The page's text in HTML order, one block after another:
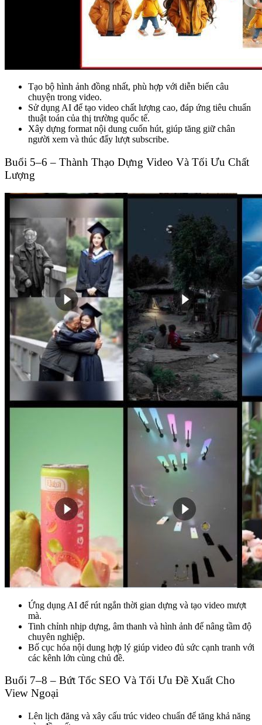
Tạo bộ hình ảnh đồng nhất, phù hợp với diễn biến câu
chuyện trong video.
Sử dụng AI để tạo video chất lượng cao, đáp ứng tiêu chuẩn
thuật toán của thị trường quốc tế.
Xây dựng format nội dung cuốn hút, giúp tăng giữ chân
người xem và thúc đẩy lượt subscribe.
Buổi 5–6 – Thành Thạo Dựng Video Và Tối Ưu Chất
Lượng
Ứng dụng AI để rút ngắn thời gian dựng và tạo video mượt
mà.
Tinh chỉnh nhịp dựng, âm thanh và hình ảnh để nâng tầm độ
chuyên nghiệp.
Bố cục hóa nội dung hợp lý giúp video đủ sức cạnh tranh với
các kênh lớn cùng chủ đề.
Buổi 7–8 – Bứt Tốc SEO Và Tối Ưu Đề Xuất Cho
View Ngoại
Lên lịch đăng và xây cấu trúc video chuẩn để tăng khả năng